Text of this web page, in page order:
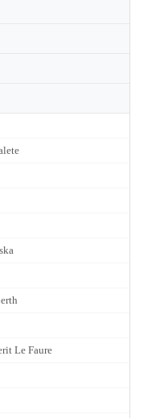
Le Faure